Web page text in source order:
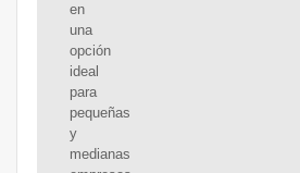
en
una
opción
ideal
para
pequeñas
y
medianas